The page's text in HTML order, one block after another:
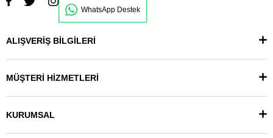
WhatsApp Destek
ALIŞVERİŞ BİLGİLERİ
MÜŞTERİ HİZMETLERİ
KURUMSAL